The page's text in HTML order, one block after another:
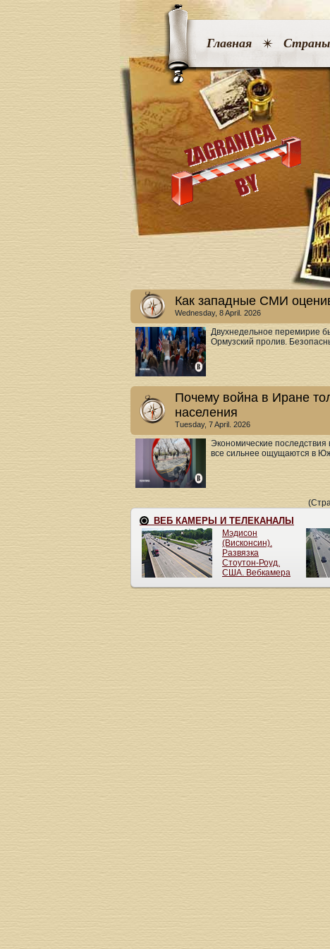
Главная Страны
Как западные СМИ
Wednesday, 8 April. 2026
Двухнедельное перемирие
Ормузский пролив.
Почему война в Иране
населения
Tuesday, 7 April. 2026
Экономические
все сильнее ощущаются в